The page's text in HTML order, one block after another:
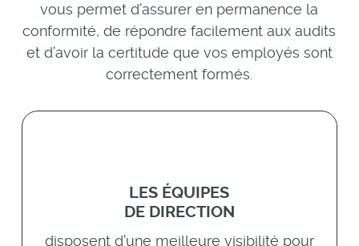
vous permet d’assurer en permanence la
conformité, de répondre facilement aux audits
et d’avoir la certitude que vos employés sont
correctement formés.
LES ÉQUIPES
DE DIRECTION
disposent d’une meilleure visibilité pour